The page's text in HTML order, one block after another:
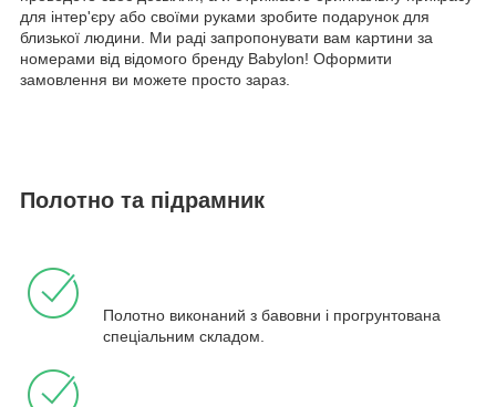
для інтер'єру або своїми руками зробите подарунок для
близької людини. Ми раді запропонувати вам картини за
номерами від відомого бренду Babylon! Оформити
замовлення ви можете просто зараз.
Полотно та підрамник
Полотно виконаний з бавовни і прогрунтована
спеціальним складом.